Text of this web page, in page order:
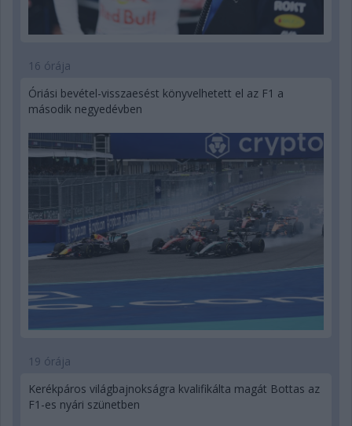
16 órája
Óriási bevétel-visszaesést könyvelhetett el az F1 a
második negyedévben
19 órája
Kerékpáros világbajnokságra kvalifikálta magát Bottas az
F1-es nyári szünetben